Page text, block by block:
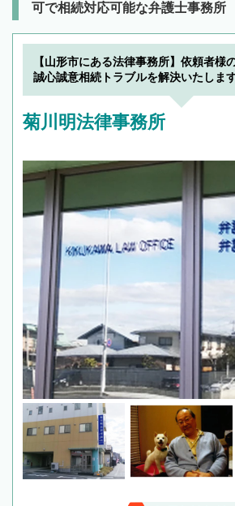
可で相続対応可能な弁護士事務所
【山形市にある法律事務所】依頼者様
誠心誠意相続トラブルを解決いたしま
菊川明法律事務所